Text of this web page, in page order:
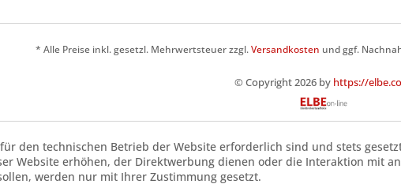
* Alle Preise inkl. gesetzl. Mehrwertsteuer zzgl.Versandkosten und ggf.
© Copyright 2026 by https://
den technischen Betrieb der Website erforderlich sind und stets
Website erhöhen, der Direktwerbung dienen oder die Interaktion mit
werden nur mit Ihrer Zustimmung gesetzt.